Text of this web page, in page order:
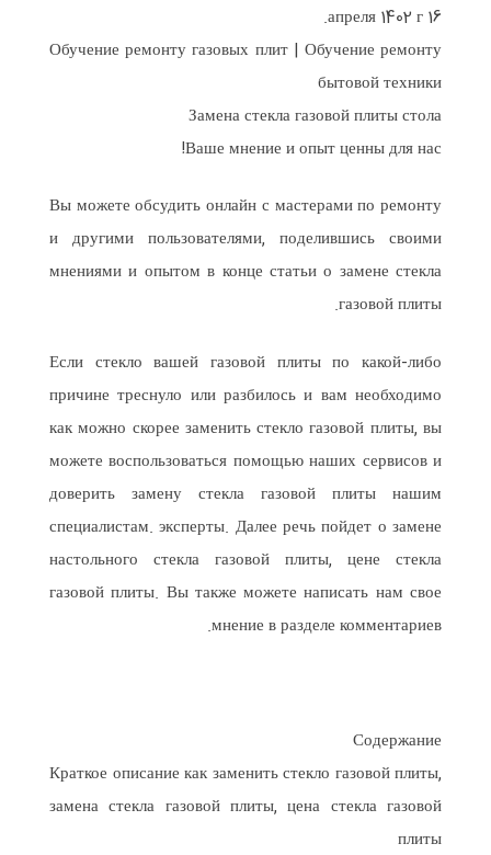
16 апреля 1402 г.
Обучение ремонту газовых плит | Обучение ремонту
бытовой техники
Замена стекла газовой плиты стола
Ваше мнение и опыт ценны для нас!
Вы можете обсудить онлайн с мастерами по ремонту
и другими пользователями, поделившись своими
мнениями и опытом в конце статьи о замене стекла
газовой плиты.
Если стекло вашей газовой плиты по какой-либо
причине треснуло или разбилось и вам необходимо
как можно скорее заменить стекло газовой плиты, вы
можете воспользоваться помощью наших сервисов и
доверить замену стекла газовой плиты нашим
специалистам. эксперты. Далее речь пойдет о замене
настольного стекла газовой плиты, цене стекла
газовой плиты. Вы также можете написать нам свое
мнение в разделе комментариев.
Содержание
Краткое описание как заменить стекло газовой плиты,
замена стекла газовой плиты, цена стекла газовой
плиты